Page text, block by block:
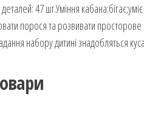
деталей: 47 шт.Уміння
порося та розвивати
набору дитині знадобляться